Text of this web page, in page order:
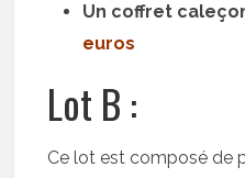
Un coffret
euros
Lot B :
Ce lot est composé de